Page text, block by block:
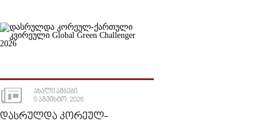
ᲐᲮᲐᲚᲘ ᲐᲛᲑᲔᲑᲘ
5 ᲐᲒᲕᲘᲡᲢᲝ, 2026
ᲓᲐᲡᲠᲣᲚᲓᲐ ᲙᲝᲠᲔᲣᲚ-